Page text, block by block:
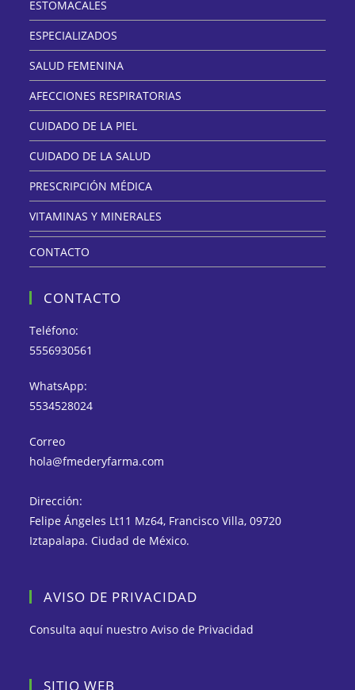
ESTOMACALES
ESPECIALIZADOS
SALUD FEMENINA
AFECCIONES RESPIRATORIAS
CUIDADO DE LA PIEL
CUIDADO DE LA SALUD
PRESCRIPCIÓN MÉDICA
VITAMINAS Y MINERALES
CONTACTO
CONTACTO
Teléfono:
5556930561
WhatsApp:
5534528024
Correo
hola@fmederyfarma.com
Dirección:
Felipe Ángeles Lt11 Mz64, Francisco Villa, 09720
Iztapalapa. Ciudad de México.
AVISO DE PRIVACIDAD
Consulta aquí nuestroAviso de Privacidad
SITIO WEB